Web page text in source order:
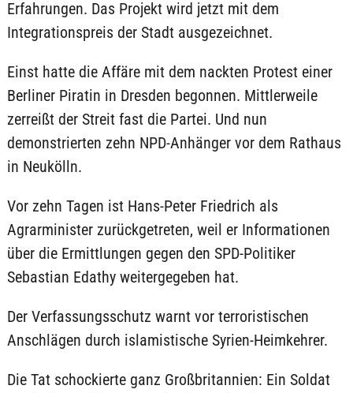
Erfahrungen. Das Projekt wird jetzt mit dem
Integrationspreis der Stadt ausgezeichnet.
Einst hatte die Affäre mit dem nackten Protest einer
Berliner Piratin in Dresden begonnen. Mittlerweile
zerreißt der Streit fast die Partei. Und nun
demonstrierten zehn NPD-Anhänger vor dem Rathaus
in Neukölln.
Vor zehn Tagen ist Hans-Peter Friedrich als
Agrarminister zurückgetreten, weil er Informationen
über die Ermittlungen gegen den SPD-Politiker
Sebastian Edathy weitergegeben hat.
Der Verfassungsschutz warnt vor terroristischen
Anschlägen durch islamistische Syrien-Heimkehrer.
Die Tat schockierte ganz Großbritannien: Ein Soldat